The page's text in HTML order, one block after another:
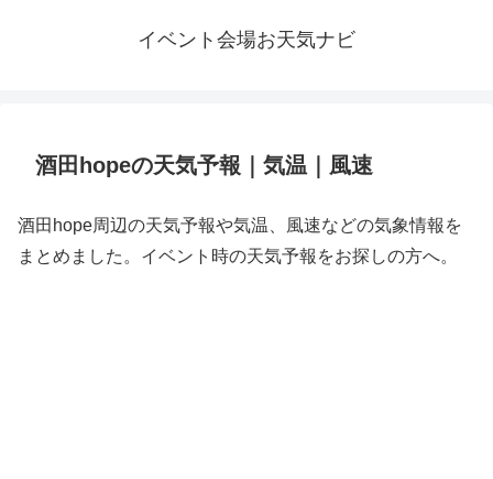
イベント会場お天気ナビ
酒田hopeの天気予報｜気温｜風速
酒田hope周辺の天気予報や気温、風速などの気象情報を
まとめました。イベント時の天気予報をお探しの方へ。